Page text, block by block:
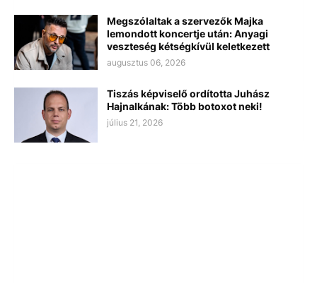
Megszólaltak a szervezők Majka
lemondott koncertje után: Anyagi
veszteség kétségkívül keletkezett
augusztus 06, 2026
Tiszás képviselő ordította Juhász
Hajnalkának: Több botoxot neki!
július 21, 2026